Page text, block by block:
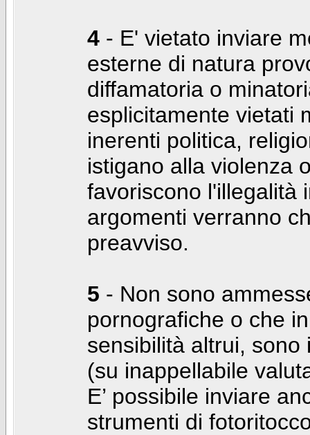
4 - E' vietato inviare
esterne di natura
diffamatoria o
esplicitamente vietati
inerenti politica,
istigano alla violenza
favoriscono l'illegalità
argomenti verranno
preavviso.
5 - Non sono
pornografiche o che
sensibilità altrui,
(su inappellabile
E’ possibile inviare
strumenti di